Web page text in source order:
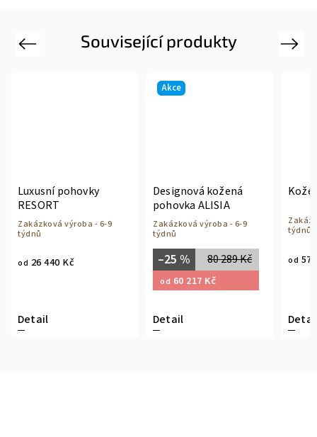
Související produkty
Previous
Luxusní pohovky
RESORT
Zakázková výroba - 6-9
týdnů
od 26 440 Kč
Detail
Akce
Designová kožená
pohovka ALISIA
Zakázková výroba - 6-9
týdnů
80 289 Kč
–25 %
od 60 217 Kč
Detail
týdnů
od 57
Next